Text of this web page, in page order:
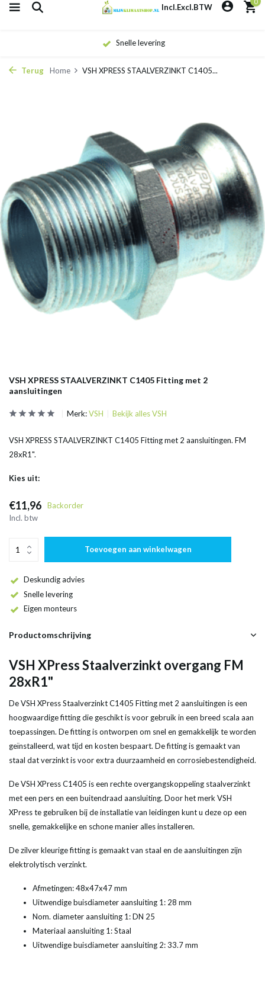
Incl.Excl.BTW
Terug Home VSH XPRESS STAALVERZINKT C1405...
VSH XPRESS STAALVERZINKT C1405 Fitting met 2
aansluitingen
Merk:VSH Bekijk alles VSH
VSH XPRESS STAALVERZINKT C1405 Fitting met 2 aansluitingen. FM
28xR1".
Kies uit:
€11,96
Backorder
Incl. btw
Toevoegen aan winkelwagen
Deskundig advies
Snelle levering
Eigen monteurs
Productomschrijving
VSH XPress Staalverzinkt overgang FM
28xR1"
De VSH XPress Staalverzinkt C1405 Fitting met 2 aansluitingen is een
hoogwaardige fitting die geschikt is voor gebruik in een breed scala aan
toepassingen. De fitting is ontworpen om snel en gemakkelijk te worden
geïnstalleerd, wat tijd en kosten bespaart. De fitting is gemaakt van
staal dat verzinkt is voor extra duurzaamheid en corrosiebestendigheid.
De VSH XPress C1405 is een rechte overgangskoppeling staalverzinkt
met een pers en een buitendraad aansluiting. Door het merk VSH
XPress te gebruiken bij de installatie van leidingen kunt u deze op een
snelle, gemakkelijke en schone manier alles installeren.
De zilver kleurige fitting is gemaakt van staal en de aansluitingen zijn
elektrolytisch verzinkt.
Afmetingen: 48x47x47 mm
Uitwendige buisdiameter aansluiting 1 : 28 mm
Nom. diameter aansluiting 1 :DN 25
Materiaal aansluiting 1 :Staal
Uitwendige buisdiameter aansluiting 2:33.7 mm